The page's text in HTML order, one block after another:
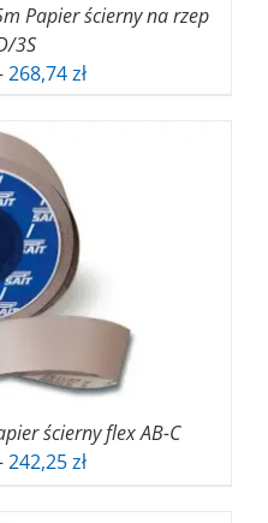
Papier ścierny na rzep
3S
268,74złZakres
ścierny flex AB-C
242,25złZakres